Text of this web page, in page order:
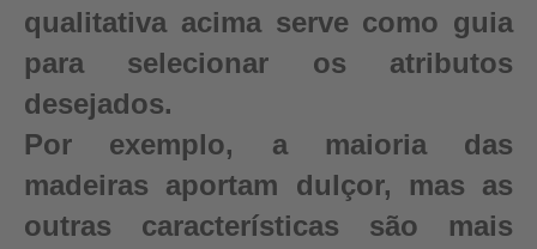
qualitativa acima serve como guia
para selecionar os atributos
desejados.
Por exemplo, a maioria das
madeiras aportam dulçor, mas as
outras características são mais